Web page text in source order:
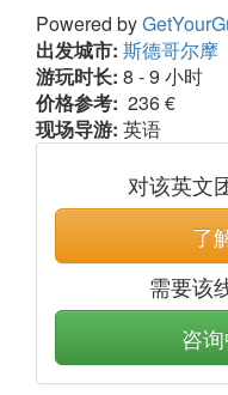
Powered by
出发城市: 斯德哥尔摩
游玩时长: 8 - 9 小时
价格参考: 236 €
现场导游: 英语
对该英文
了
需要该
咨